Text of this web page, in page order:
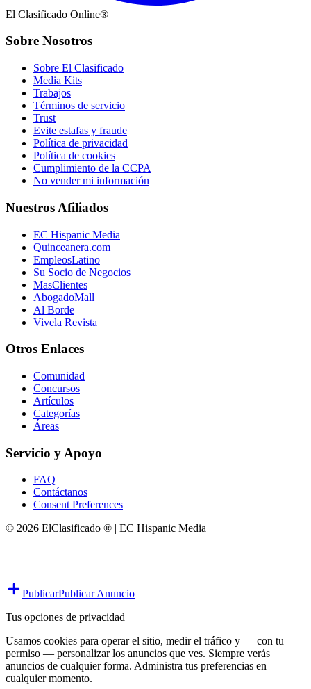
El Clasificado Online®
Sobre Nosotros
Sobre El Clasificado
Media Kits
Trabajos
Términos de servicio
Trust
Evite estafas y fraude
Política de privacidad
Política de cookies
Cumplimiento de la CCPA
No vender mi información
Nuestros Afiliados
EC Hispanic Media
Quinceanera.com
EmpleosLatino
Su Socio de Negocios
MasClientes
AbogadoMall
Al Borde
Vivela Revista
Otros Enlaces
Comunidad
Concursos
Artículos
Categorías
Áreas
Servicio y Apoyo
FAQ
Contáctanos
Consent Preferences
© 2026 ElClasificado ® | EC Hispanic Media
PublicarPublicar Anuncio
Tus opciones de privacidad
Usamos cookies para operar el sitio, medir el tráfico y — con tu
permiso — personalizar los anuncios que ves. Siempre verás
anuncios de cualquier forma. Administra tus preferencias en
cualquier momento.